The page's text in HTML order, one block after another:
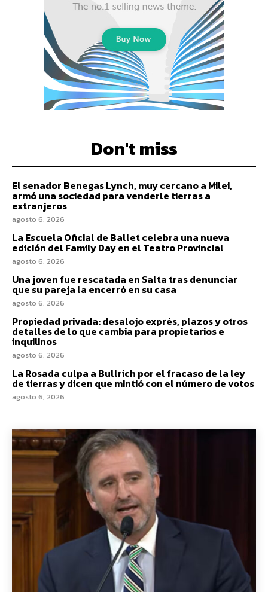
Don't miss
El senador Benegas Lynch, muy cercano a Milei,
armó una sociedad para venderle tierras a
extranjeros
agosto 6, 2026
La Escuela Oficial de Ballet celebra una nueva
edición del Family Day en el Teatro Provincial
agosto 6, 2026
Una joven fue rescatada en Salta tras denunciar
que su pareja la encerró en su casa
agosto 6, 2026
Propiedad privada: desalojo exprés, plazos y otros
detalles de lo que cambia para propietarios e
inquilinos
agosto 6, 2026
La Rosada culpa a Bullrich por el fracaso de la ley
de tierras y dicen que mintió con el número de votos
agosto 6, 2026